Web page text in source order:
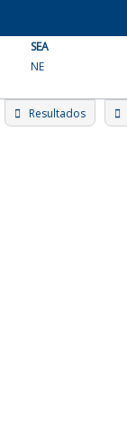
content
SEA
NE
Resultados